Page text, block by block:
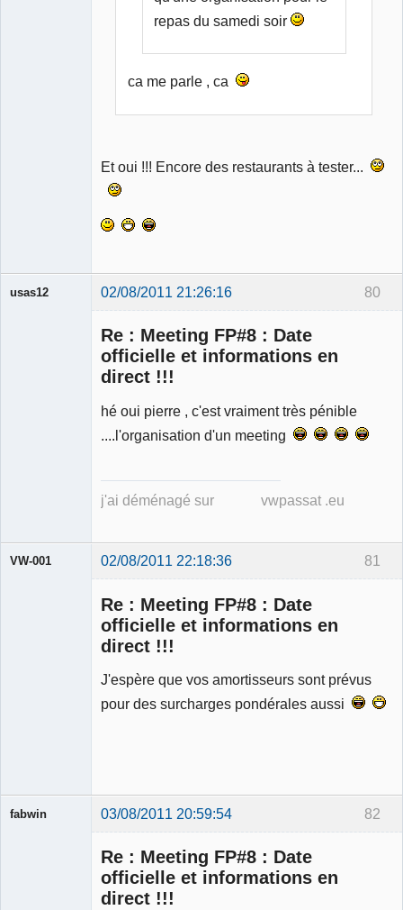
repas du samedi soir
ca me parle , ca
Et oui !!! Encore des restaurants à tester...
80
usas12 02/08/2011 21:26:16
Re : Meeting FP#8 : Date
officielle et informations en
direct !!!
hé oui pierre , c'est vraiment très pénible
....l'organisation d'un meeting
j'ai déménagé sur vwpassat .eu
81
VW-001 02/08/2011 22:18:36
Re : Meeting FP#8 : Date
officielle et informations en
direct !!!
J'espère que vos amortisseurs sont prévus
pour des surcharges pondérales aussi
82
fabwin 03/08/2011 20:59:54
Re : Meeting FP#8 : Date
officielle et informations en
direct !!!